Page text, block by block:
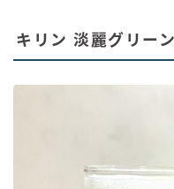
キリン 淡麗グリー